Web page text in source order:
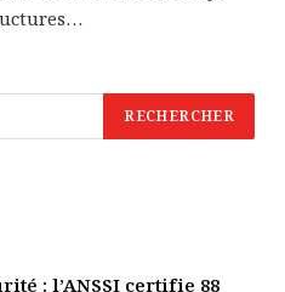
: l’ANSSI certifie 88